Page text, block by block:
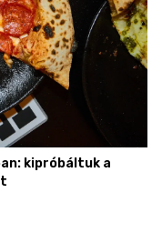
kipróbáltuk a